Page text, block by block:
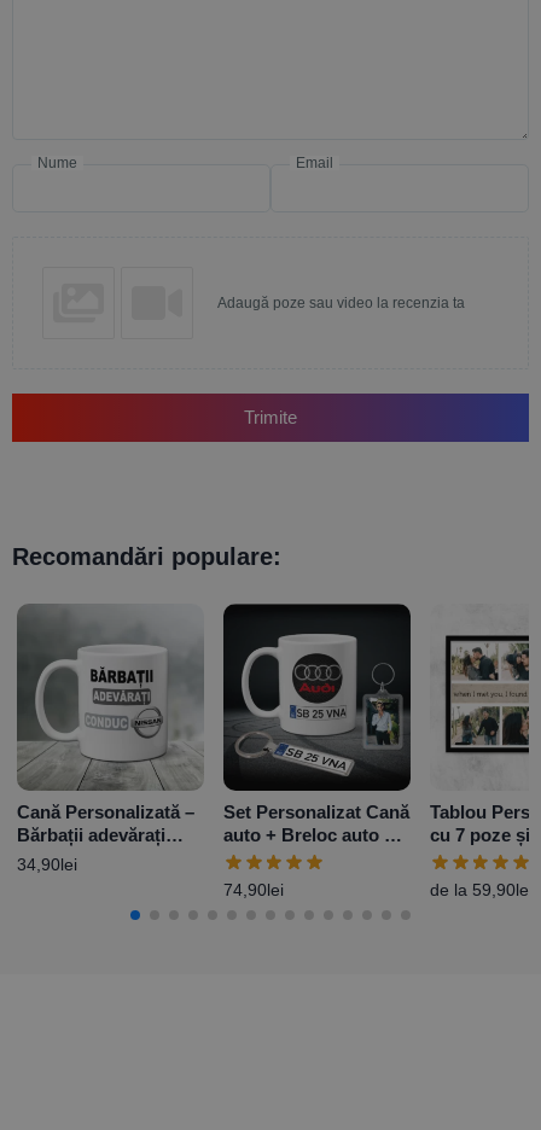
Nume Email
Adaugă poze sau video la recenzia ta
Trimite
Recomandări populare:
Cană Personalizată –
Bărbații adevărați
conduc Nissan
34,90lei
Set Personalizat Cană
auto + Breloc auto +
Breloc foto
74,90lei
Tablou
cu 7 poze și
de la 59,90lei